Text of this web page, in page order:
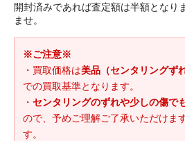
開封済みであれば査定額は半額となり
ませ。
※ご注意※
・買取価格は美品（センタリングず
での買取基準となります。
・ センタリングのずれや少しの傷で
ので、予めご理解ご了承いただけま
す。